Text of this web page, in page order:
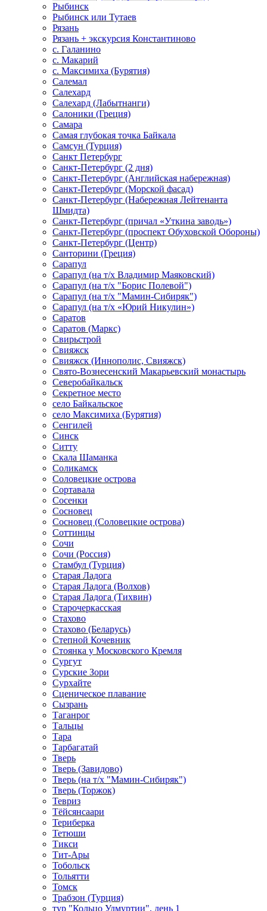
Рыбинск
Рыбинск или Тутаев
Рязань
Рязань + экскурсия Константиново
с. Галанино
с. Макарий
с. Максимиха (Бурятия)
Салемал
Салехард
Салехард (Лабытнанги)
Салоники (Греция)
Самара
Самая глубокая точка Байкала
Самсун (Турция)
Санкт Петербург
Санкт-Петербург (2 дня)
Санкт-Петербург (Английская набережная)
Санкт-Петербург (Морской фасад)
Санкт-Петербург (Набережная Лейтенанта
Шмидта)
Санкт-Петербург (причал «Уткина заводь»)
Санкт-Петербург (проспект Обуховской Обороны)
Санкт-Петербург (Центр)
Санторини (Греция)
Сарапул
Сарапул (на т/х Владимир Маяковский)
Сарапул (на т/х "Борис Полевой")
Сарапул (на т/х "Мамин-Сибиряк")
Сарапул (на т/х «Юрий Никулин»)
Саратов
Саратов (Маркс)
Свирьстрой
Свияжск
Свияжск (Иннополис, Свияжск)
Свято-Вознесенский Макарьевский монастырь
Северобайкальск
Секретное место
село Байкальское
село Максимиха (Бурятия)
Сенгилей
Синск
Ситту
Скала Шаманка
Соликамск
Соловецкие острова
Сортавала
Сосенки
Сосновец
Сосновец (Соловецкие острова)
Соттинцы
Сочи
Сочи (Россия)
Стамбул (Турция)
Старая Ладога
Старая Ладога (Волхов)
Старая Ладога (Тихвин)
Старочеркасская
Стахово
Стахово (Беларусь)
Степной Кочевник
Стоянка у Московского Кремля
Сургут
Сурские Зори
Сурхайте
Сценическое плавание
Сызрань
Таганрог
Тальцы
Тара
Тарбагатай
Тверь
Тверь (Завидово)
Тверь (на т/х "Мамин-Сибиряк")
Тверь (Торжок)
Тевриз
Тёйсянсаари
Териберка
Тетюши
Тикси
Тит-Ары
Тобольск
Тольятти
Томск
Трабзон (Турция)
тур "Кольцо Удмуртии", день 1